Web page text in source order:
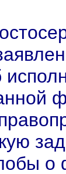
о